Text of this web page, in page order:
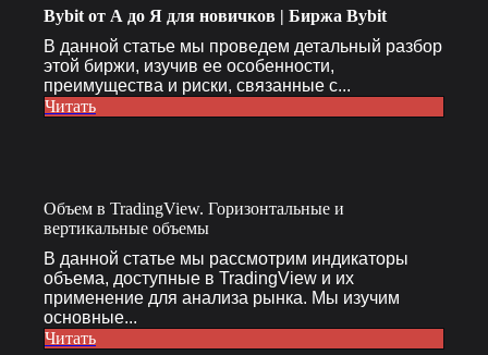
Bybit от А до Я для новичков | Биржа Bybit
В данной статье мы проведем детальный разбор
этой биржи, изучив ее особенности,
преимущества и риски, связанные с...
Читать
Объем в TradingView. Горизонтальные и
вертикальные объемы
В данной статье мы рассмотрим индикаторы
объема, доступные в TradingView и их
применение для анализа рынка. Мы изучим
основные...
Читать